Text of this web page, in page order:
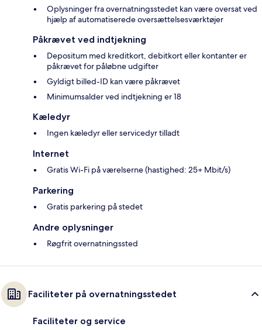
Oplysninger fra overnatningsstedet kan være oversat ved
hjælp af automatiserede oversættelsesværktøjer
Påkrævet ved indtjekning
Depositum med kreditkort, debitkort eller kontanter er
påkrævet for påløbne udgifter
Gyldigt billed-ID kan være påkrævet
Minimumsalder ved indtjekning er 18
Kæledyr
Ingen kæledyr eller servicedyr tilladt
Internet
Gratis Wi-Fi på værelserne (hastighed: 25+ Mbit/s)
Parkering
Gratis parkering på stedet
Andre oplysninger
Røgfrit overnatningssted
Faciliteter på overnatningsstedet
Faciliteter og service